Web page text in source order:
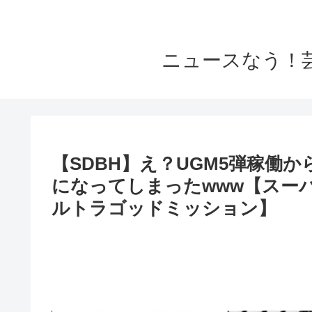
ニュースなう！
【SDBH】え？UGM5弾稼働
になってしまったwww【ス
ルトラゴッドミッション】